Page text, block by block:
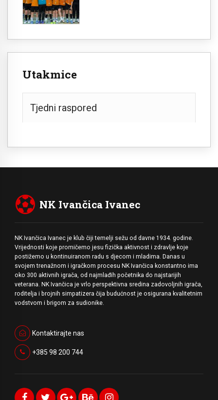
Utakmice
Tjedni raspored
NK Ivančica Ivanec
NK Ivančica Ivanec je klub čiji temelji sežu od davne 1934. godine.
Vrijednosti koje promičemo jesu fizička aktivnost i zdravlje koje
postižemo u kontinuiranom radu s djecom i mladima. Danas u
svojem trenažnom i igračkom procesu NK Ivančica konstantno ima
oko 300 aktivnih igrača, od najmlađih početnika do najstarijih
veterana. NK Ivančica je vrlo perspektivna sredina zadovoljnih igrača,
roditelja i brojnih simpatizera čija budućnost je osigurana kvalitetnim
vodstvom i brigom za sudionike.
Kontaktirajte nas
+385 98 200 744